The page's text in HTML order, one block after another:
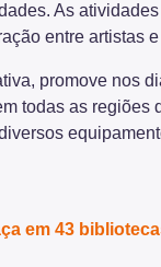
As
entre artistas
promove nos
todas as regiões
em 43